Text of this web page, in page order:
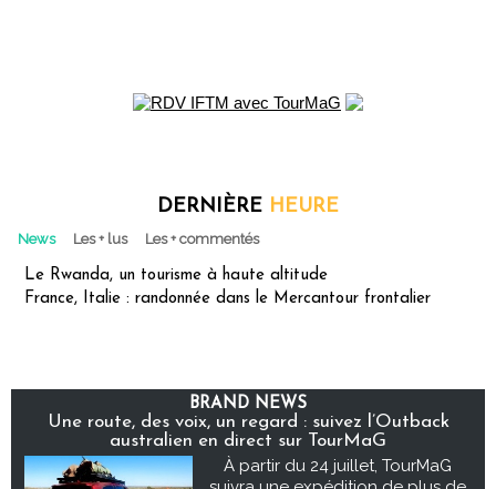
DERNIÈRE HEURE
News Les + lus Les + commentés
Le Rwanda, un tourisme à haute altitude
France, Italie : randonnée dans le Mercantour frontalier
BRAND NEWS
Une route, des voix, un regard : suivez l’Outback
australien en direct sur TourMaG
À partir du 24 juillet, TourMaG